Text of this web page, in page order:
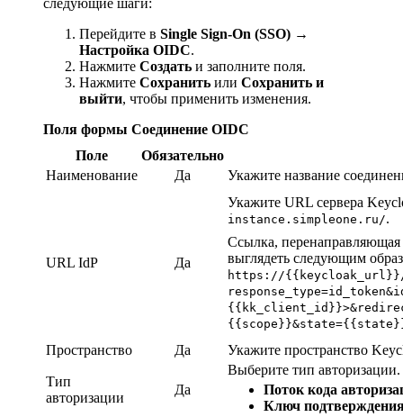
следующие шаги:
Перейдите в Single Sign-On (SSO) →
Настройка OIDC.
Нажмите Создать и заполните поля.
Нажмите Сохранить или Сохранить и
выйти, чтобы применить изменения.
Поля формы Соединение OIDC
Поле
Обязательно
Наименование
Да Укажите название
URL IdP Да
Укажите URL сервера
instance.simpleone.ru/.
Ссылка, перенаправляющая
выглядеть следующим
https://
Пространство Да Укажите пространство
Тип
авторизации
Да
Выберите тип
Поток кода
Ключ